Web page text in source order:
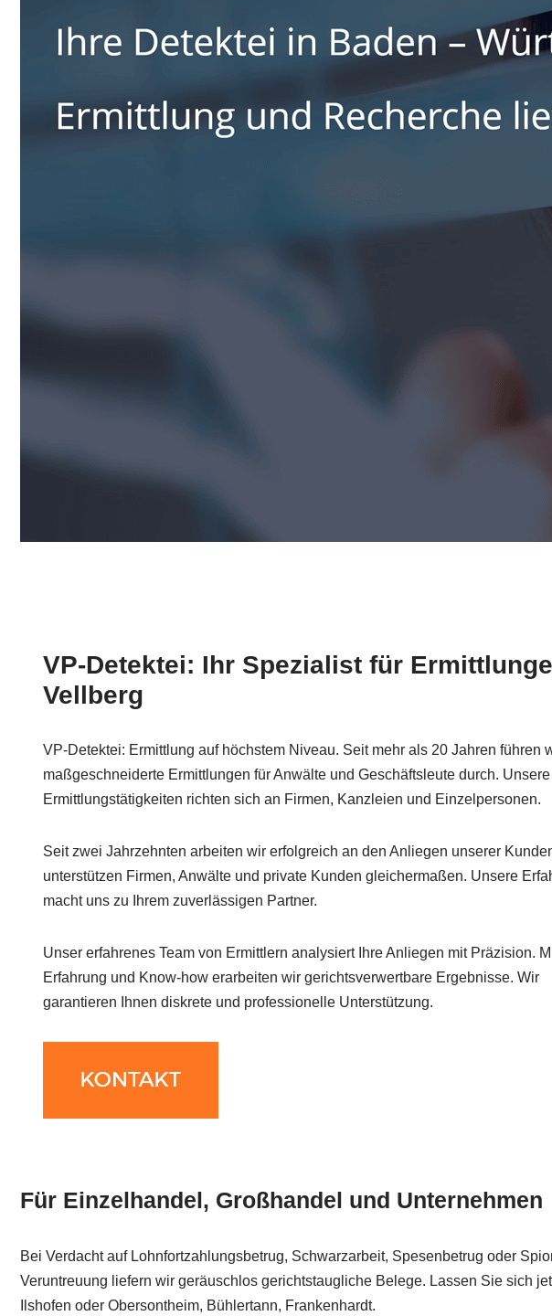
VP-Detektei: Ihr Spezialist für
Vellberg
VP-Detektei: Ermittlung auf höchstem Niveau. Seit mehr als 20 Jahren führen
maßgeschneiderte Ermittlungen für Anwälte und Geschäftsleute durch. Unsere
Ermittlungstätigkeiten richten sich an Firmen, Kanzleien und Einzelpersonen.
Seit zwei Jahrzehnten arbeiten wir erfolgreich an den Anliegen unserer
unterstützen Firmen, Anwälte und private Kunden gleichermaßen. Unsere
macht uns zu Ihrem zuverlässigen Partner.
Unser erfahrenes Team von Ermittlern analysiert Ihre Anliegen mit Präzision.
Erfahrung und Know-how erarbeiten wir gerichtsverwertbare Ergebnisse. Wir
garantieren Ihnen diskrete und professionelle Unterstützung.
Für Einzelhandel, Großhandel und Unternehmen
Bei Verdacht auf Lohnfortzahlungsbetrug, Schwarzarbeit, Spesenbetrug oder
Veruntreuung liefern wir geräuschlos gerichtstaugliche Belege. Lassen Sie sich
Ilshofen oder Obersontheim, Bühlertann, Frankenhardt.